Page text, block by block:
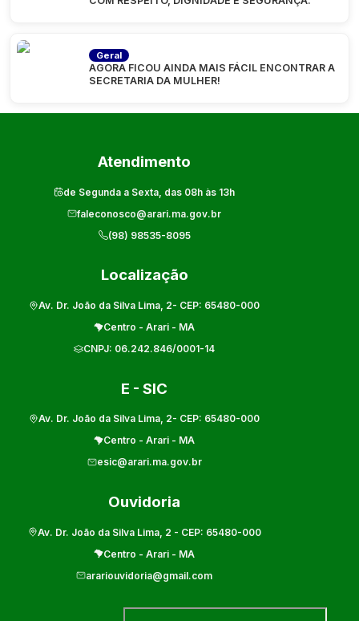
Geral
AGORA FICOU AINDA MAIS FÁCIL ENCONTRAR A
SECRETARIA DA MULHER!
Atendimento
de Segunda a Sexta, das 08h às 13h
faleconosco@arari.ma.gov.br
(98) 98535-8095
Localização
Av. Dr. João da Silva Lima, 2- CEP: 65480-000
Centro - Arari - MA
CNPJ: 06.242.846/0001-14
E - SIC
Av. Dr. João da Silva Lima, 2- CEP: 65480-000
Centro - Arari - MA
esic@arari.ma.gov.br
Ouvidoria
Av. Dr. João da Silva Lima, 2 - CEP: 65480-000
Centro - Arari - MA
arariouvidoria@gmail.com